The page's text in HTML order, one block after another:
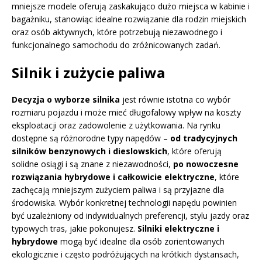
mniejsze modele oferują zaskakująco dużo miejsca w kabinie i
bagażniku, stanowiąc idealne rozwiązanie dla rodzin miejskich
oraz osób aktywnych, które potrzebują niezawodnego i
funkcjonalnego samochodu do zróżnicowanych zadań.
Silnik i zużycie paliwa
Decyzja o wyborze silnika jest równie istotna co wybór
rozmiaru pojazdu i może mieć długofalowy wpływ na koszty
eksploatacji oraz zadowolenie z użytkowania. Na rynku
dostępne są różnorodne typy napędów – od tradycyjnych
silników benzynowych i dieslowskich, które oferują
solidne osiągi i są znane z niezawodności, po nowoczesne
rozwiązania hybrydowe i całkowicie elektryczne, które
zachęcają mniejszym zużyciem paliwa i są przyjazne dla
środowiska. Wybór konkretnej technologii napędu powinien
być uzależniony od indywidualnych preferencji, stylu jazdy oraz
typowych tras, jakie pokonujesz. Silniki elektryczne i
hybrydowe mogą być idealne dla osób zorientowanych
ekologicznie i często podróżujących na krótkich dystansach,